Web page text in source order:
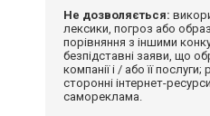
Не дозволяється:
лексики, погроз або
порівняння з іншими
безпідставні заяви, що
компанії і / або її
сторонні інтернет-
самореклама.